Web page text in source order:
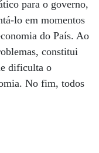
para o governo,
lo em momentos
do País. Ao
constitui
dificulta o
No fim, todos